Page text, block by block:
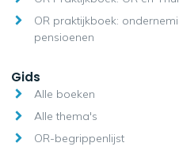
OR praktijkboek:
pensioenen
Gids
Alle boeken
Alle thema's
OR-begrippenlijst